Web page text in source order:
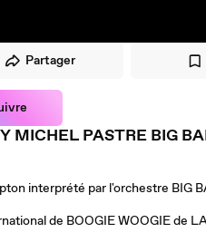
Partager
MICHEL PASTRE BIG
interprété par l'orchestre BIG
de BOOGIE WOOGIE de